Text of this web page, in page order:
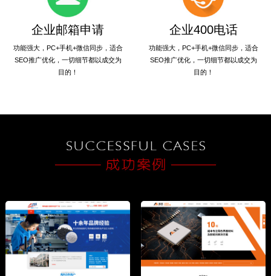
企业邮箱申请
功能强大，PC+手机+微信同步，适合
SEO推广优化，一切细节都以成交为
目的！
企业400电话
功能强大，PC+手机+微信同步，适合
SEO推广优化，一切细节都以成交为
目的！